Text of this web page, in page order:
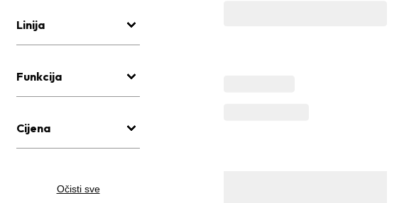
Linija
Funkcija
Cijena
Očisti sve